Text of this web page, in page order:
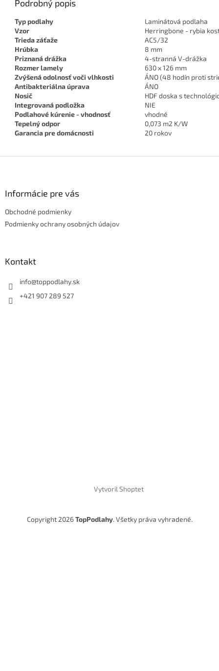
Podrobný popis
Typ podlahy
Laminátová podlaha
Vzor
Herringbone - rybia
Trieda záťaže
AC5/32
Hrúbka
8 mm
Priznaná drážka
4-stranná V-drážka
Rozmer lamely
630 x 126 mm
Zvýšená odolnosť voči vlhkosti
ÁNO (48 hodín proti
Antibakteriálna úprava
ÁNO
Nosič
HDF doska s
Integrovaná podložka
NIE
Podlahové kúrenie - vhodnosť
vhodné
Tepelný odpor
0,073 m2 K/W
Garancia pre domácnosti
20 rokov
Informácie pre vás
Obchodné podmienky
Podmienky ochrany osobných údajov
Kontakt
info@toppodlahy.sk
+421 907 289 527
Vytvoril Shoptet
Copyright 2026TopPodlahy. Všetky práva vyhradené.